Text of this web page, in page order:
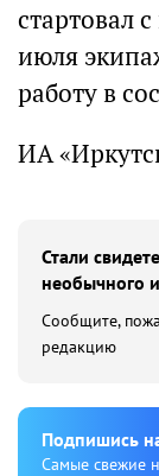
стартовал
июля
работу в
ИА
Стали
необычного
Сообщите,
редакцию
Подпишиcь
Cамые свежие